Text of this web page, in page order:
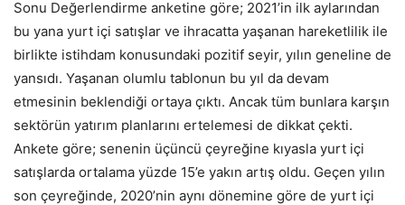
Sonu Değerlendirme anketine göre; 2021’in ilk aylarından
bu yana yurt içi satışlar ve ihracatta yaşanan hareketlilik ile
birlikte istihdam konusundaki pozitif seyir, yılın geneline de
yansıdı. Yaşanan olumlu tablonun bu yıl da devam
etmesinin beklendiği ortaya çıktı. Ancak tüm bunlara karşın
sektörün yatırım planlarını ertelemesi de dikkat çekti.
Ankete göre; senenin üçüncü çeyreğine kıyasla yurt içi
satışlarda ortalama yüzde 15’e yakın artış oldu. Geçen yılın
son çeyreğinde, 2020’nin aynı dönemine göre de yurt içi